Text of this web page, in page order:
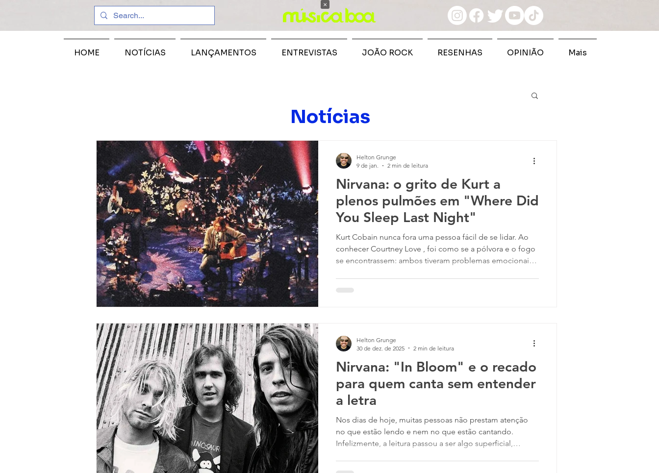
Nirvana: o grito de Kurt a
plenos pulmões em "Where Did
You Sleep Last Night"
Kurt Cobain nunca fora uma pessoa fácil de se lidar. Ao
conhecer Courtney Love , foi como se a pólvora e o fogo
se encontrassem: ambos tiveram problemas emocionais
acima de tudo isso, ambos se amavam. Pelo menos Kurt
Helton Grunge
9 de jan.
2 min de leitura
Nirvana: "In Bloom" e o recado
para quem canta sem entender
a letra
Nos dias de hoje, muitas pessoas não prestam atenção
no que estão lendo e nem no que estão cantando.
Infelizmente, a leitura passou a ser algo superficial,
Helton Grunge
30 de dez. de 2025
2 min de leitura
Notícias
HOME NOTÍCIAS LANÇAMENTOS ENTREVISTAS JOÃO ROCK RESENHAS OPINIÃO Mais
×